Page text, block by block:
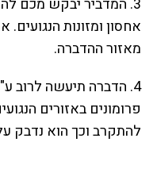
אחסון ומזונות
מאזור ההדברה.
4. הדברה תיעשה לרוב
פרומונים באזורים
להתקרב וכך הוא נדבק